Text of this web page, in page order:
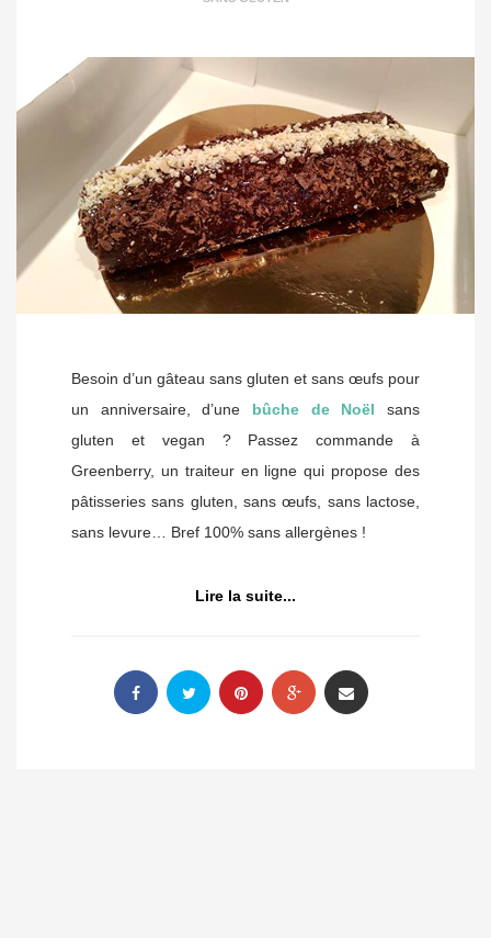
Besoin d’un gâteau sans gluten et sans œufs pour
un anniversaire, d’une
bûche de Noël sans
gluten et vegan ? Passez commande à
Greenberry, un traiteur en ligne qui propose des
pâtisseries sans gluten, sans œufs, sans lactose,
sans levure… Bref 100% sans allergènes !
Lire la suite...